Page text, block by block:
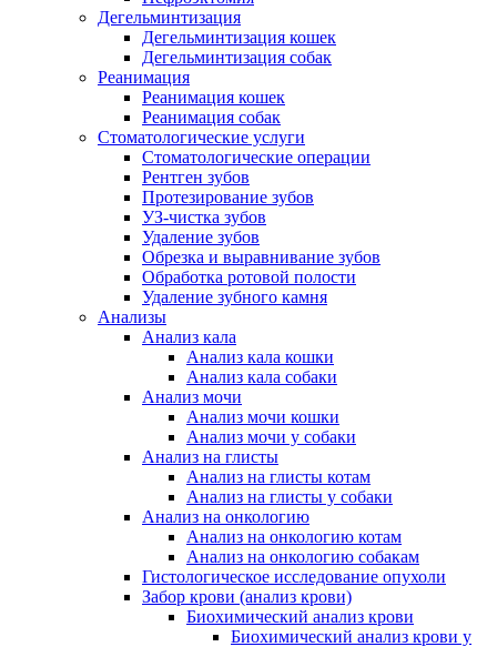
Дегельминтизация
Дегельминтизация кошек
Дегельминтизация собак
Реанимация
Реанимация кошек
Реанимация собак
Стоматологические услуги
Стоматологические операции
Рентген зубов
Протезирование зубов
УЗ-чистка зубов
Удаление зубов
Обрезка и выравнивание зубов
Обработка ротовой полости
Удаление зубного камня
Анализы
Анализ кала
Анализ кала кошки
Анализ кала собаки
Анализ мочи
Анализ мочи кошки
Анализ мочи у собаки
Анализ на глисты
Анализ на глисты котам
Анализ на глисты у собаки
Анализ на онкологию
Анализ на онкологию котам
Анализ на онкологию собакам
Гистологическое исследование опухоли
Забор крови (анализ крови)
Биохимический анализ крови
Биохимический анализ крови у